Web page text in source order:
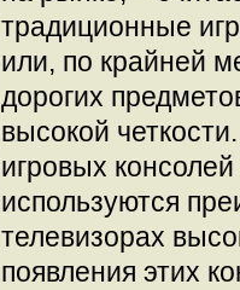
традиционные
или, по крайней
дорогих
высокой
игровых
используются
телевизорах
появления этих